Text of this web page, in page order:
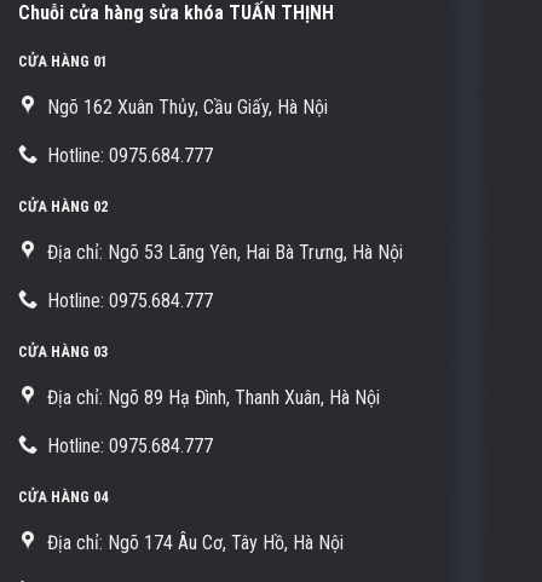
Chuỗi cửa hàng sửa khóa TUẤN THỊNH
CỬA HÀNG 01
Ngõ 162 Xuân Thủy, Cầu Giấy, Hà Nội
Hotline: 0975.684.777
CỬA HÀNG 02
Địa chỉ: Ngõ 53 Lãng Yên, Hai Bà Trưng, Hà Nội
Hotline: 0975.684.777
CỬA HÀNG 03
Địa chỉ: Ngõ 89 Hạ Đình, Thanh Xuân, Hà Nội
Hotline: 0975.684.777
CỬA HÀNG 04
Địa chỉ: Ngõ 174 Âu Cơ, Tây Hồ, Hà Nội